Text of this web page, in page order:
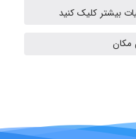
بیشتر کلیک کنید
مکان